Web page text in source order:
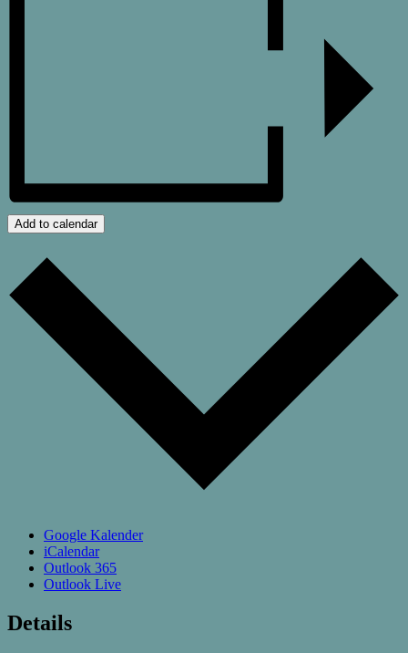
Add to calendar
Google Kalender
iCalendar
Outlook 365
Outlook Live
Details